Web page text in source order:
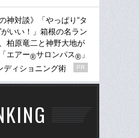
の神対談》「やっぱり“タ
がいい！」箱根の名ラン
柏原竜二と神野大地が
エアー®サロンパス® 」
ディショニング術
PR